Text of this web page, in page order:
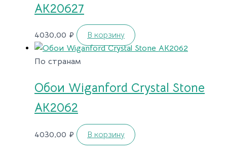
AK20627
4030,00 ₽ В корзину
По странам
Обои Wiganford Crystal Stone
AK2062
4030,00 ₽ В корзину